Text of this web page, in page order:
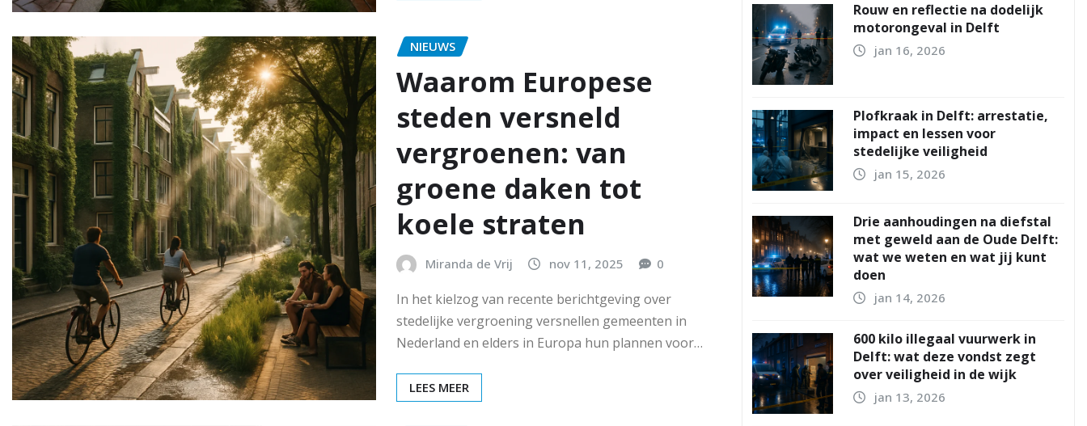
NIEUWS
Waarom Europese
steden versneld
vergroenen: van
groene daken tot
koele straten
Miranda de Vrij nov 11, 2025 0
In het kielzog van recente berichtgeving over
stedelijke vergroening versnellen gemeenten in
Nederland en elders in Europa hun plannen voor…
LEES MEER
Rouw en reflectie na dodelijk
motorongeval in Delft
jan 16, 2026
Plofkraak in Delft: arrestatie,
impact en lessen voor
stedelijke veiligheid
jan 15, 2026
Drie aanhoudingen na diefstal
met geweld aan de Oude Delft:
wat we weten en wat jij kunt
doen
jan 14, 2026
600 kilo illegaal vuurwerk in
Delft: wat deze vondst zegt
over veiligheid in de wijk
jan 13, 2026